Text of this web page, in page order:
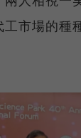
市場的種